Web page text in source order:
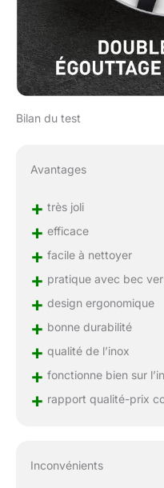
Bilan du test
Avantages
+ très joli
+ efficace
+ facile à nettoyer
+ pratique avec bec
+ design ergonomique
+ bonne durabilité
+ qualité de l’inox
+ fonctionne bien sur
+ rapport qualité-prix
Inconvénients